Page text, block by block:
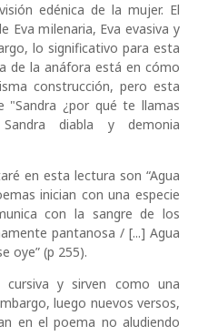
edénica de la mujer. El
Eva milenaria, Eva evasiva y
lo significativo para esta
de la anáfora está en cómo
construcción, pero esta
"Sandra ¿por qué te llamas
diabla y demonia
en esta lectura son “Agua
inician con una especie
con la sangre de los
pantanosa / [...] Agua
oye” (p 255).
y sirven como una
luego nuevos versos,
en el poema no aludiendo